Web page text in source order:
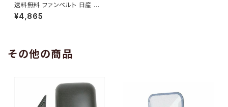
送料無料 ファンベルト 日産 サ
ファリ 型式WTY61 H11.09～H
13.09 （国内トップメーカー） 1
¥4,865
その他の商品